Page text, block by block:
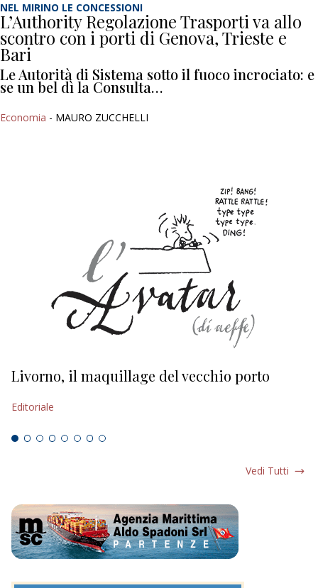
NEL MIRINO LE CONCESSIONI
L’Authority Regolazione Trasporti va allo
scontro con i porti di Genova, Trieste e
Bari
Le Autorità di Sistema sotto il fuoco incrociato: e
se un bel dì la Consulta…
Economia - MAURO ZUCCHELLI
Livorno, il maquillage del vecchio porto
Editoriale
Vedi Tutti